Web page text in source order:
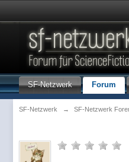
SF-Netzwerk Forum
SF-Netzwerk → SF-Netzwerk